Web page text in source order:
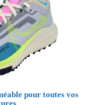
pour toutes vos